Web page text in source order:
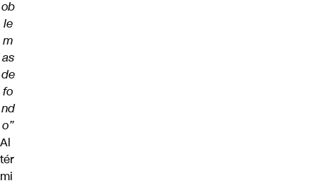
ob
le
m
as
de
fo
nd
o”
Al
tér
mi